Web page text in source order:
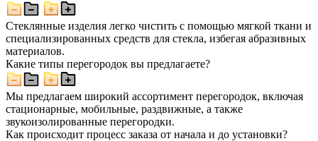
Стеклянные изделия легко чистить с помощью мягкой ткани и
специализированных средств для стекла, избегая абразивных
материалов.
Какие типы перегородок вы предлагаете?
Мы предлагаем широкий ассортимент перегородок, включая
стационарные, мобильные, раздвижные, а также
звукоизолированные перегородки.
Как происходит процесс заказа от начала и до установки?